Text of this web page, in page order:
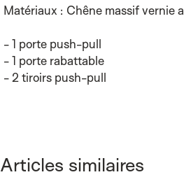
Matériaux : Chêne massif vernie
- 1 porte push-pull
- 1 porte rabattable
- 2 tiroirs push-pull
Articles similaires